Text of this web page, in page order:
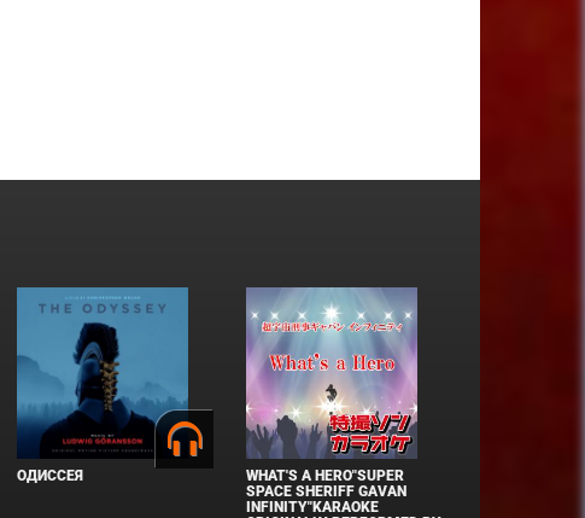
ОДИССЕЯ
WHAT'S A HERO"SUPER
SPACE SHERIFF GAVAN
INFINITY"KARAOKE